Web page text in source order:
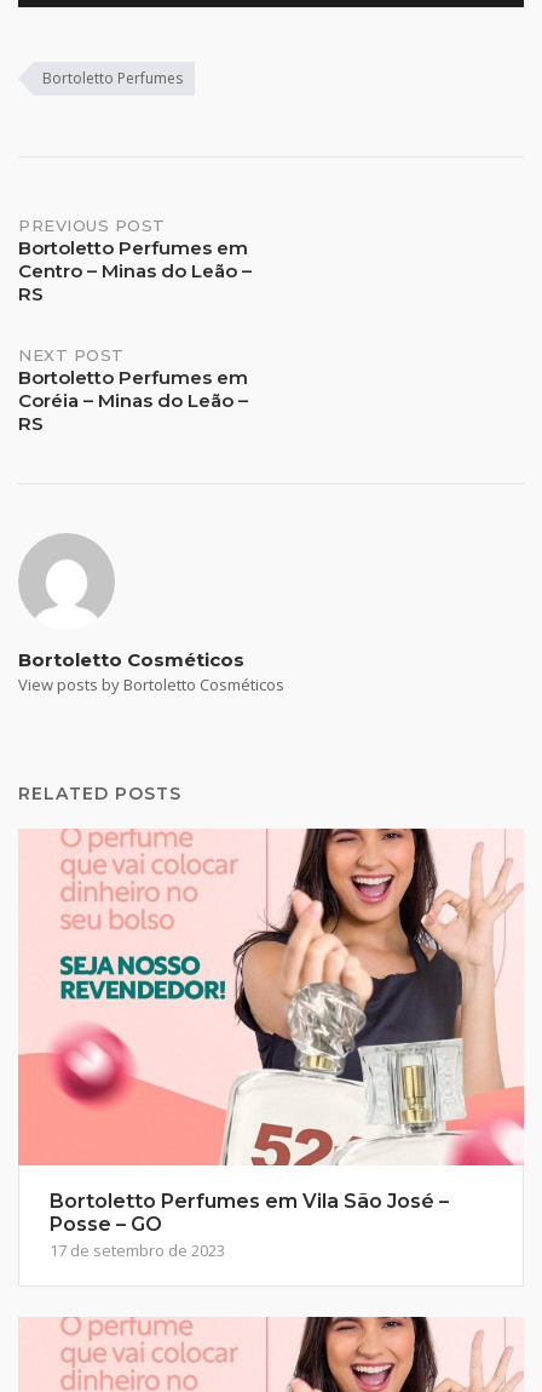
Bortoletto Perfumes
Post
navigation
PREVIOUS POST
Bortoletto Perfumes em
Centro – Minas do Leão –
RS
NEXT POST
Bortoletto Perfumes em
Coréia – Minas do Leão –
RS
Bortoletto Cosméticos
View posts by Bortoletto Cosméticos
RELATED POSTS
Bortoletto Perfumes em Vila São José –
Posse – GO
17 de setembro de 2023